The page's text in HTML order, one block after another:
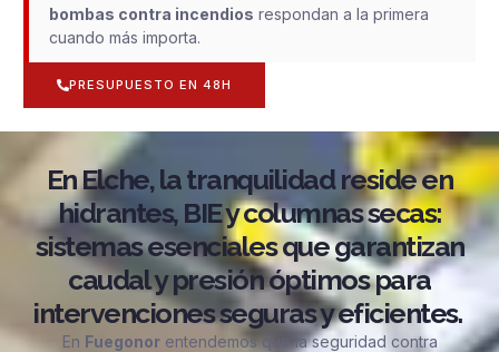
bombas contra incendios respondan a la primera
cuando más importa.
PRESUPUESTO EN 48H
En Elche, la tranquilidad reside en
hidrantes, BIE y columnas secas:
sistemas esenciales que garantizan
caudal y presión óptimos para
intervenciones seguras y eficientes.
En Fuegonorentendemos que la seguridad contra